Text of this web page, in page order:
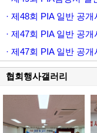
· 제48회 PIA 일반 공
· 제47회 PIA 일반 공
· 제47회 PIA 일반 공
협회행사갤러리